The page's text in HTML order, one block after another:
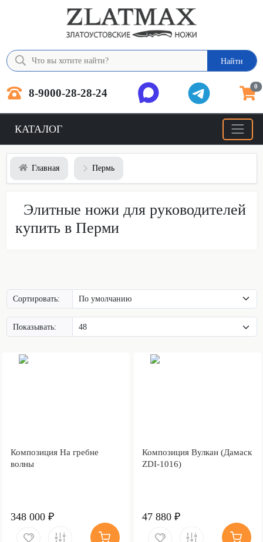
Найти
8-9000-28-28-24 0
КАТАЛОГ
Главная Пермь
Элитные ножи для руководителей
купить в Перми
Сортировать:
Показывать:
Композиция На гребне
волны
348 000 ₽
Композиция Вулкан (Дамаск
ZDI-1016)
47 880 ₽